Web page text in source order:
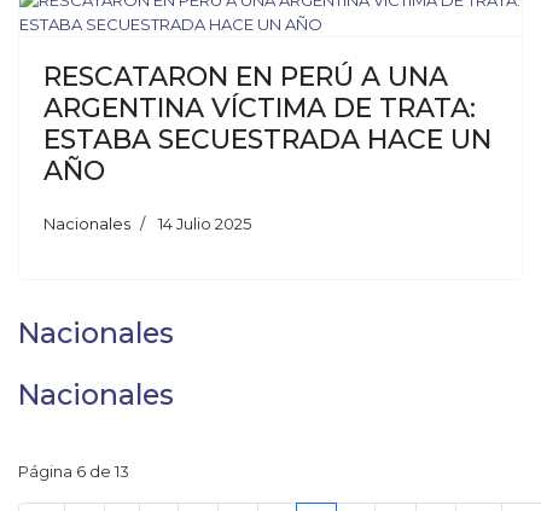
RESCATARON EN PERÚ A UNA
ARGENTINA VÍCTIMA DE TRATA:
ESTABA SECUESTRADA HACE UN
AÑO
Nacionales 14 Julio 2025
Nacionales
Nacionales
Página 6 de 13